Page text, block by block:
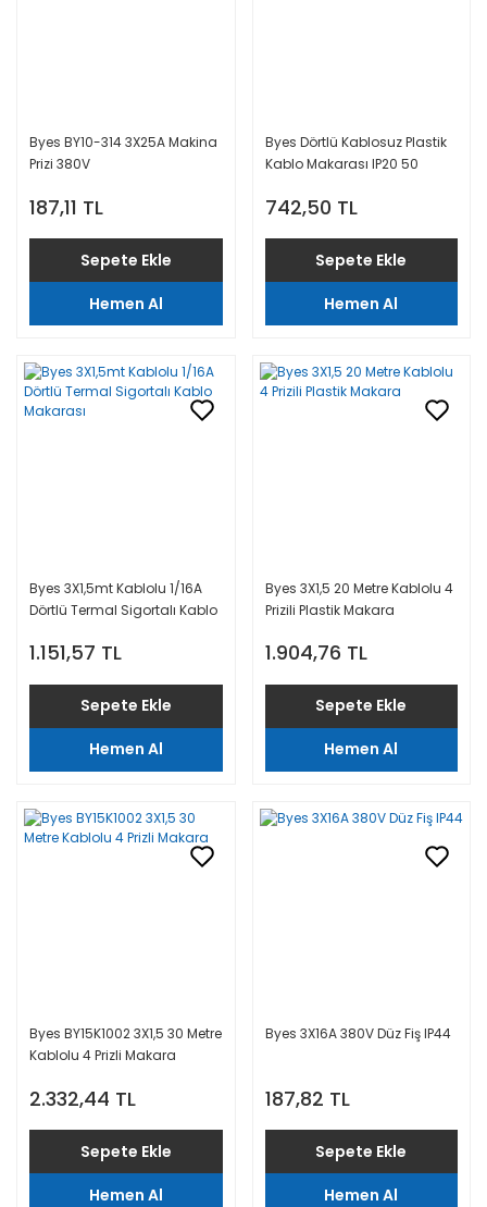
Byes BY10-314 3X25A Makina
Prizi 380V
187,11 TL
Sepete Ekle
Hemen Al
Byes Dörtlü Kablosuz Plastik
Kablo Makarası IP20 50
742,50 TL
Sepete Ekle
Hemen Al
Byes 3X1,5mt Kablolu 1/16A
Dörtlü Termal Sigortalı Kablo
1.151,57 TL
Sepete Ekle
Hemen Al
Byes 3X1,5 20 Metre Kablolu 4
Prizili Plastik Makara
1.904,76 TL
Sepete Ekle
Hemen Al
Byes BY15K1002 3X1,5 30 Metre
Kablolu 4 Prizli Makara
2.332,44 TL
Sepete Ekle
Hemen Al
Byes 3X16A 380V Düz Fiş IP44
187,82 TL
Sepete Ekle
Hemen Al